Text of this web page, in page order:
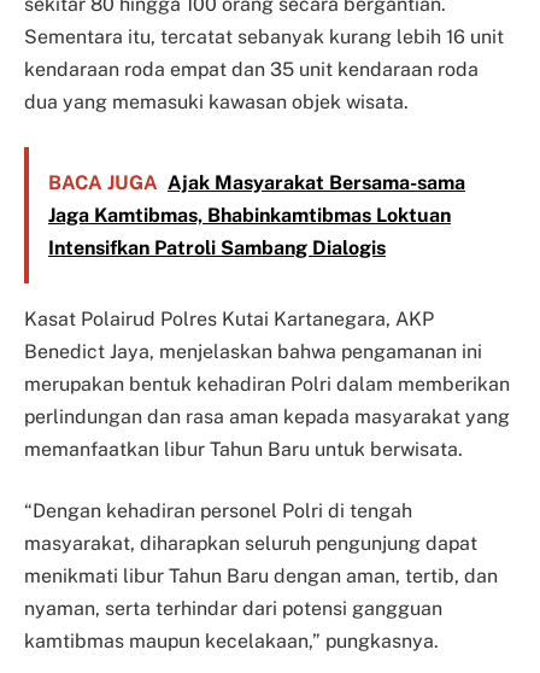
Sementara itu, tercatat sebanyak kurang lebih 16 unit
kendaraan roda empat dan 35 unit kendaraan roda
dua yang memasuki kawasan objek wisata.
BACA JUGA Ajak Masyarakat Bersama-sama
Jaga Kamtibmas, Bhabinkamtibmas Loktuan
Intensifkan Patroli Sambang Dialogis
Kasat Polairud Polres Kutai Kartanegara, AKP
Benedict Jaya, menjelaskan bahwa pengamanan ini
merupakan bentuk kehadiran Polri dalam memberikan
perlindungan dan rasa aman kepada masyarakat yang
memanfaatkan libur Tahun Baru untuk berwisata.
“Dengan kehadiran personel Polri di tengah
masyarakat, diharapkan seluruh pengunjung dapat
menikmati libur Tahun Baru dengan aman, tertib, dan
nyaman, serta terhindar dari potensi gangguan
kamtibmas maupun kecelakaan,” pungkasnya.